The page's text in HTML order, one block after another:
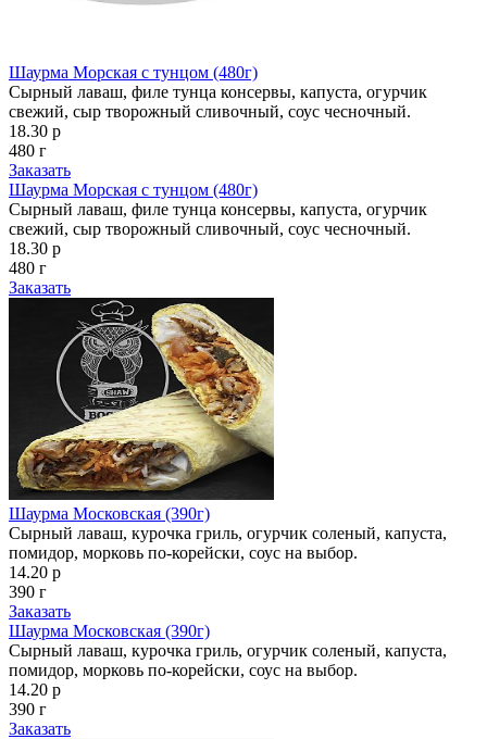
Шаурма Морская с тунцом (480г)
Сырный лаваш, филе тунца консервы, капуста, огурчик
свежий, сыр творожный сливочный, соус чесночный.
18.30 р
480 г
Заказать
Шаурма Морская с тунцом (480г)
Сырный лаваш, филе тунца консервы, капуста, огурчик
свежий, сыр творожный сливочный, соус чесночный.
18.30 р
480 г
Заказать
Шаурма Московская (390г)
Сырный лаваш, курочка гриль, огурчик соленый, капуста,
помидор, морковь по-корейски, соус на выбор.
14.20 р
390 г
Заказать
Шаурма Московская (390г)
Сырный лаваш, курочка гриль, огурчик соленый, капуста,
помидор, морковь по-корейски, соус на выбор.
14.20 р
390 г
Заказать